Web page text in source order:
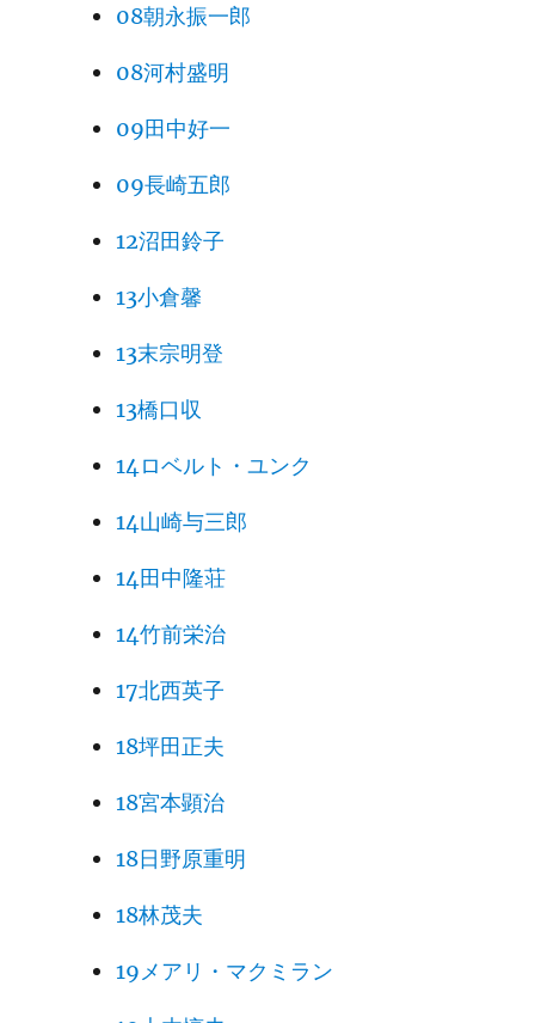
08朝永振一郎
08河村盛明
09田中好一
09長崎五郎
12沼田鈴子
13小倉馨
13末宗明登
13橋口収
14ロベルト・ユンク
14山崎与三郎
14田中隆荘
14竹前栄治
17北西英子
18坪田正夫
18宮本顕治
18日野原重明
18林茂夫
19メアリ・マクミラン